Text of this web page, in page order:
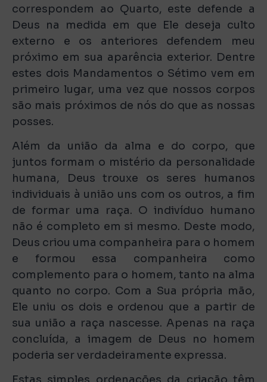
correspondem ao Quarto, este defende a
Deus na medida em que Ele deseja culto
externo e os anteriores defendem meu
próximo em sua aparência exterior. Dentre
estes dois Mandamentos o Sétimo vem em
primeiro lugar, uma vez que nossos corpos
são mais próximos de nós do que as nossas
posses.
Além da união da alma e do corpo, que
juntos formam o mistério da personalidade
humana, Deus trouxe os seres humanos
individuais à união uns com os outros, a fim
de formar uma raça. O indivíduo humano
não é completo em si mesmo. Deste modo,
Deus criou uma companheira para o homem
e formou essa companheira como
complemento para o homem, tanto na alma
quanto no corpo. Com a Sua própria mão,
Ele uniu os dois e ordenou que a partir de
sua união a raça nascesse. Apenas na raça
concluída, a imagem de Deus no homem
poderia ser verdadeiramente expressa.